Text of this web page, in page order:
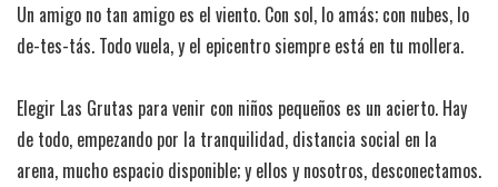
Un amigo no tan amigo es el viento. Con sol, lo amás; con nubes, lo
de-tes-tás. Todo vuela, y el epicentro siempre está en tu mollera.
Elegir Las Grutas para venir con niños pequeños es un acierto. Hay
de todo, empezando por la tranquilidad, distancia social en la
arena, mucho espacio disponible; y ellos y nosotros, desconectamos.